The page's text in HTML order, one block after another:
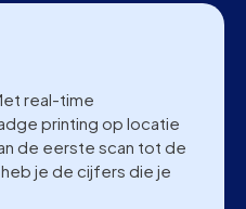
real-time
printing op locatie
de eerste scan tot de
je de cijfers die je